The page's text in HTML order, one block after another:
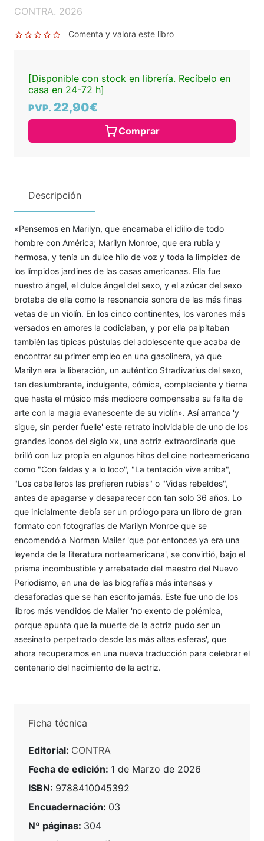
CONTRA. 2026
Comenta y valora este libro
[Disponible con stock en librería. Recíbelo en
casa en 24-72 h]
PVP. 22,90€
Comprar
Descripción
«Pensemos en Marilyn, que encarnaba el idilio de todo
hombre con América; Marilyn Monroe, que era rubia y
hermosa, y tenía un dulce hilo de voz y toda la limpidez de
los límpidos jardines de las casas americanas. Ella fue
nuestro ángel, el dulce ángel del sexo, y el azúcar del sexo
brotaba de ella como la resonancia sonora de las más finas
vetas de un violín. En los cinco continentes, los varones más
versados en amores la codiciaban, y por ella palpitaban
también las típicas pústulas del adolescente que acaba de
encontrar su primer empleo en una gasolinera, ya que
Marilyn era la liberación, un auténtico Stradivarius del sexo,
tan deslumbrante, indulgente, cómica, complaciente y tierna
que hasta el músico más mediocre compensaba su falta de
arte con la magia evanescente de su violín». Así arranca 'y
sigue, sin perder fuelle' este retrato inolvidable de uno de los
grandes iconos del siglo xx, una actriz extraordinaria que
brilló con luz propia en algunos hitos del cine norteamericano
como "Con faldas y a lo loco", "La tentación vive arriba",
"Los caballeros las prefieren rubias" o "Vidas rebeldes",
antes de apagarse y desaparecer con tan solo 36 años. Lo
que inicialmente debía ser un prólogo para un libro de gran
formato con fotografías de Marilyn Monroe que se
encomendó a Norman Mailer 'que por entonces ya era una
leyenda de la literatura norteamericana', se convirtió, bajo el
prisma incombustible y arrebatado del maestro del Nuevo
Periodismo, en una de las biografías más intensas y
desaforadas que se han escrito jamás. Este fue uno de los
libros más vendidos de Mailer 'no exento de polémica,
porque apunta que la muerte de la actriz pudo ser un
asesinato perpetrado desde las más altas esferas', que
ahora recuperamos en una nueva traducción para celebrar el
centenario del nacimiento de la actriz.
Ficha técnica
Editorial: CONTRA
Fecha de edición: 1 de Marzo de 2026
ISBN: 9788410045392
Encuadernación: 03
Nº páginas: 304